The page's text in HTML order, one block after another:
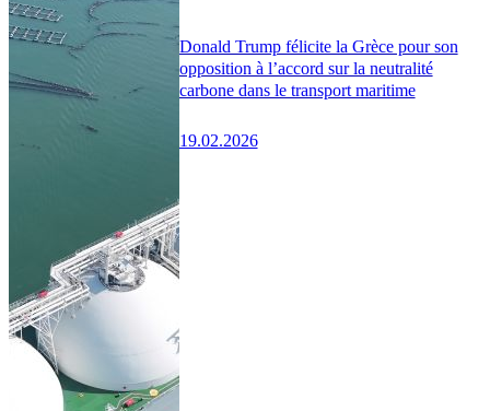
Donald Trump félicite la Grèce pour son
opposition à l’accord sur la neutralité
carbone dans le transport maritime
19.02.2026